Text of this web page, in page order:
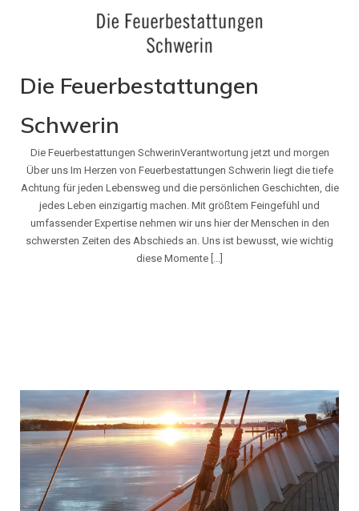
Die Feuerbestattungen
Schwerin
Die Feuerbestattungen SchwerinVerantwortung jetzt und morgen
Über uns Im Herzen von Feuerbestattungen Schwerin liegt die tiefe
Achtung für jeden Lebensweg und die persönlichen Geschichten, die
jedes Leben einzigartig machen. Mit größtem Feingefühl und
umfassender Expertise nehmen wir uns hier der Menschen in den
schwersten Zeiten des Abschieds an. Uns ist bewusst, wie wichtig
diese Momente [...]